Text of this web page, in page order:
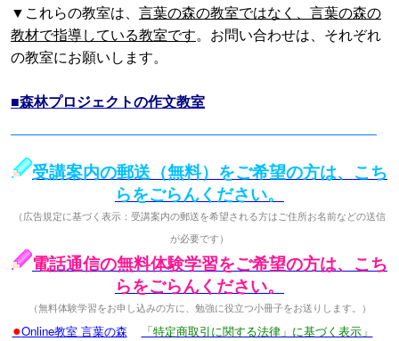
▼これらの教室は、 言葉の森の教室ではなく、言葉の森の
教材で指導している教室です。お問い合わせは、それぞれ
の教室にお願いします。
■森林プロジェクトの作文教室
受講案内の郵送（無料）をご希望の方は、こち
らをごらんください。
（広告規定に基づく表示：受講案内の郵送を希望される方はご住所お名前などの送信
が必要です）
電話通信の無料体験学習をご希望の方は、こち
らをごらんください。
（無料体験学習をお申し込みの方に、勉強に役立つ小冊子をお送りします。）
●Online教室 言葉の森 「特定商取引に関する法律」に基づく表示」